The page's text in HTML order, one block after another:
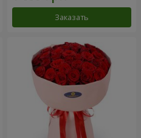
Заказать